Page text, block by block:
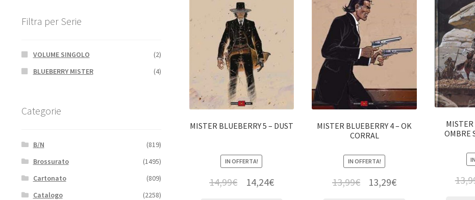
MISTER BLUEBERRY 5 – DUST
IN OFFERTA!
14,99€ 14,24€
MISTER BLUEBERRY 4 – OK
CORRAL
IN OFFERTA!
13,99€ 13,29€
MISTER
OMBRE
Filtra per Serie
VOLUME SINGOLO
(2)
BLUEBERRY MISTER
(4)
Categorie
B/N
(819)
Brossurato
(1495)
Cartonato
(809)
Catalogo
(2258)